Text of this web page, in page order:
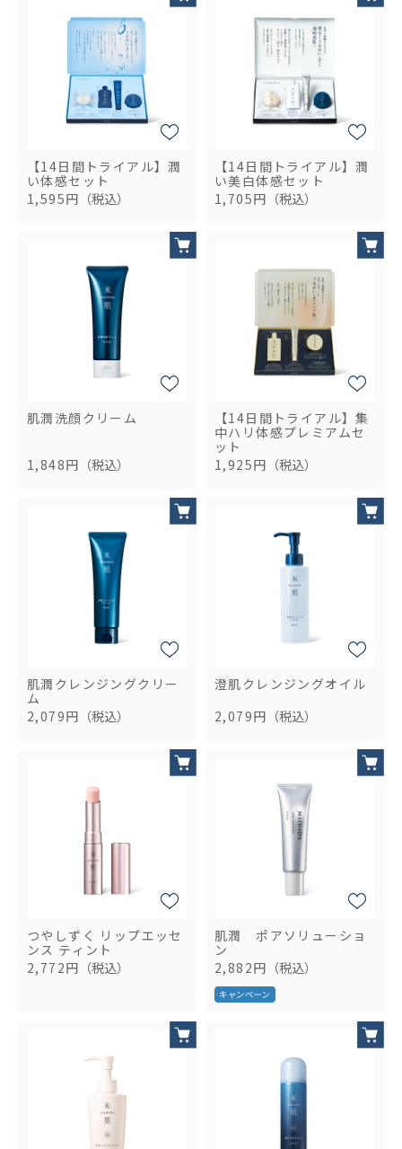
【14日間トライアル】潤
い体感セット
1,595円 （税込）
【14日間トライアル】潤
い美白体感セット
1,705円 （税込）
肌潤洗顔クリーム
1,848円 （税込）
【14日間トライアル】集
中ハリ体感プレミアムセ
ット
1,925円 （税込）
肌潤クレンジングクリー
ム
2,079円 （税込）
澄肌クレンジングオイル
2,079円 （税込）
つやしずく リップエッセ
ンス ティント
2,772円 （税込）
肌潤 ポアソリューショ
ン
2,882円 （税込）